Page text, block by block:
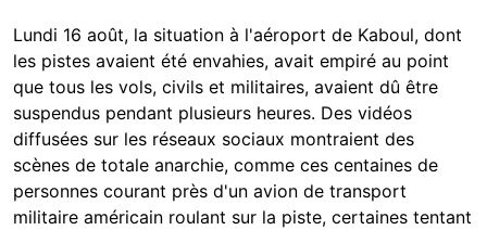
Lundi 16 août, la situation à l'aéroport de Kaboul, dont
les pistes avaient été envahies, avait empiré au point
que tous les vols, civils et militaires, avaient dû être
suspendus pendant plusieurs heures. Des vidéos
diffusées sur les réseaux sociaux montraient des
scènes de totale anarchie, comme ces centaines de
personnes courant près d'un avion de transport
militaire américain roulant sur la piste, certaines tentant